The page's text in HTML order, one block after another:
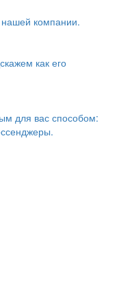
компании.
как его
для вас способом: